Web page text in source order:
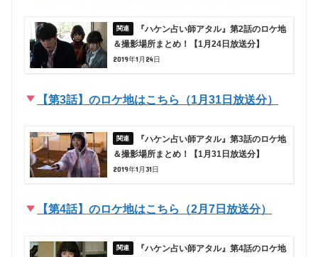
『ハケン占い師アタル』第2話のロケ地
＆撮影場所まとめ！【1月24日放送分】
2019年1月24日
【第3話】のロケ地はこちら（1月31日放送分）
『ハケン占い師アタル』第3話のロケ地
＆撮影場所まとめ！【1月31日放送分】
2019年1月31日
【第4話】のロケ地はこちら（2月7日放送分）
『ハケン占い師アタル』第4話のロケ地